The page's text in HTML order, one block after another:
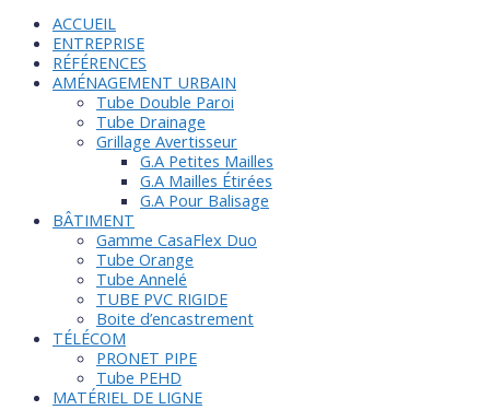
ACCUEIL
ENTREPRISE
RÉFÉRENCES
AMÉNAGEMENT URBAIN
Tube Double Paroi
Tube Drainage
Grillage Avertisseur
G.A Petites Mailles
G.A Mailles Étirées
G.A Pour Balisage
BÂTIMENT
Gamme CasaFlex Duo
Tube Orange
Tube Annelé
TUBE PVC RIGIDE
Boite d’encastrement
TÉLÉCOM
PRONET PIPE
Tube PEHD
MATÉRIEL DE LIGNE